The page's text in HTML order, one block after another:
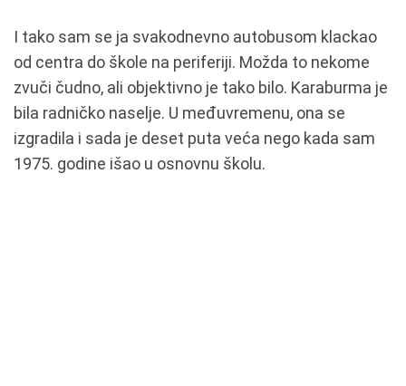
I tako sam se ja svakodnevno autobusom klackao
od centra do škole na periferiji. Možda to nekome
zvuči čudno, ali objektivno je tako bilo. Karaburma je
bila radničko naselje. U međuvremenu, ona se
izgradila i sada je deset puta veća nego kada sam
1975. godine išao u osnovnu školu.